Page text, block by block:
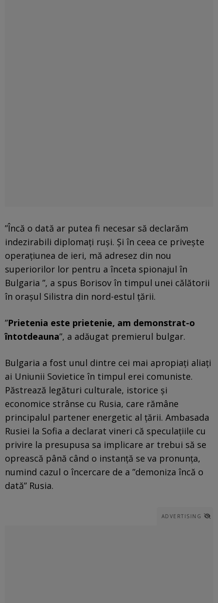
”Încă o dată ar putea fi necesar să declarăm
indezirabili diplomaţi ruşi. Şi în ceea ce priveşte
operaţiunea de ieri, mă adresez din nou
superiorilor lor pentru a înceta spionajul în
Bulgaria ”, a spus Borisov în timpul unei călătorii
în oraşul Silistra din nord-estul ţării.
”Prietenia este prietenie, am demonstrat-o
întotdeauna”, a adăugat premierul bulgar.
Bulgaria a fost unul dintre cei mai apropiaţi aliaţi
ai Uniunii Sovietice în timpul erei comuniste.
Păstrează legături culturale, istorice şi
economice strânse cu Rusia, care rămâne
principalul partener energetic al ţării. Ambasada
Rusiei la Sofia a declarat vineri că speculaţiile cu
privire la presupusa sa implicare ar trebui să se
oprească până când o instanţă se va pronunţa,
numind cazul o încercare de a ”demoniza încă o
dată” Rusia.
ADVERTISING